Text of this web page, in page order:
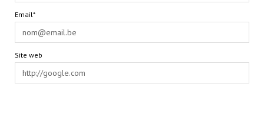
Email*
Site web